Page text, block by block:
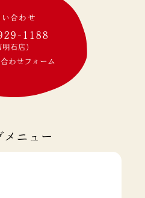
い合わせ
1188
明石店)
わせフォーム
メニュー